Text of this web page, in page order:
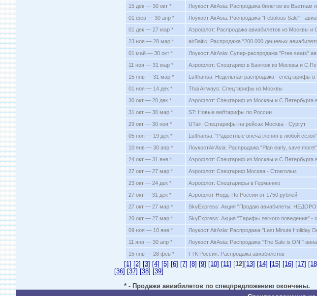
15 дек — 30 окт *
Лоукост AirAsia: Распродажа билетов во Вьетнам
01 фев — 30 апр *
Лоукост AirAsia: Распродажа "Febulous Sale" -
01 дек — 27 мар *
Аэрофлот: Распродажа авиабилетов из Москвы и
23 ноя — 28 мар *
airBaltic: Распродажа "200 000 дешевых
01 май — 30 окт *
Лоукост AirAsia: Супер-распродажа "Free seats"
11 ноя — 31 мар *
Аэрофлот: Спецтариф в Бангкок из Москвы и
15 янв — 31 мар *
Lufthansa: Недельная распродажа - спецтарифы
01 ноя — 14 дек *
Thai Airways: Спецтарифы из Москвы
30 окт — 20 дек *
Аэрофлот: Спецтариф из Москвы и С.Петербурга
31 окт — 30 мар *
S7: Новые вебтарифы по России
29 окт — 30 ноя *
UTair: Спецтарифы на рейсах Москва - Сургут
05 ноя — 19 дек *
Lufthansa: "Радостные впечатления в любой
10 янв — 30 апр *
ЛоукостAirAsia: Распродажа "Plan early, save
24 окт — 31 янв *
Аэрофлот: Спецтариф из Москвы и С.Петербурга
27 окт — 27 мар *
Аэрофлот: Спецтариф Москва - Стокгольм
23 окт — 24 дек *
Аэрофлот: Спецтарифы в Германию
27 окт — 31 дек *
Аэрофлот-Норд: По России от 1750 рублей
27 окт — 27 мар *
SkyExpress: Акция "Продаю авиабилеты.
20 окт — 27 мар *
SkyExpress: Акция "Тарифы легкого поведения" -
09 ноя — 10 янв *
Лоукост AirAsia: Распродажа "Last Minute Holiday
11 янв — 30 апр *
Лоукост AirAsia: Распродажа "The Sale is ON!"
15 янв — 28 фев *
ГТК Россия: Распродажа авиабилетов
[1] [2] [3] [4] [5] [6] [7] [8] [9] [10] [11] [12] [13] [14] [15] [16] [17]
[36] [37] [38] [39]
* - Продажи авиабилетов по спецпредложению окончены.